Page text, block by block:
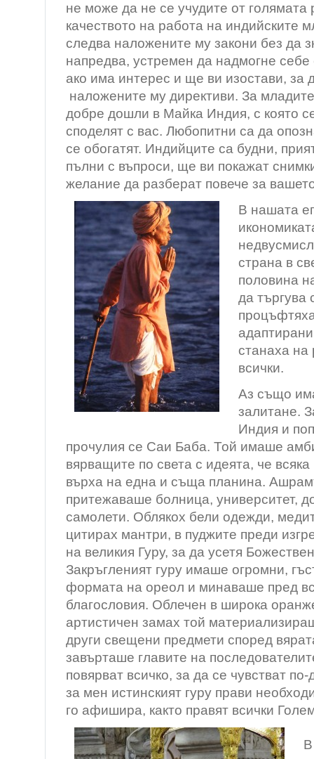
не може да не се учудите от голямата
качеството на работа на индийските
следва наложените му закони без да
напредва, устремен да надмогне
ако има интерес и ще ви изостави, за
наложените му директиви. За
добре дошли в Майка Индия, с която
споделят с вас. Любопитни са да
се обогатят. Индийците са будни,
пълни с въпроси, ще ви покажат
желание да разберат повече за
В нашата
страна в
половина
да търгува
станаха
всички.
Аз също
залитане.
Индия и
прочулия се Саи Баба. Той имаше
вярващите по света с идеята, че
върха на една и съща планина.
притежаваше болница, университет,
самолети. Облякох бели одежди,
цитирах мантри, в пуджите преди
на великия Гуру, за да усетя
Закръгленият гуру имаше огромни,
формата на ореол и минаваше пред
благословия. Облечен в широка
артистичен замах той
други свещени предмети според
завърташе главите на
повярват всичко, за да се чувстват
за мен истинският гуру прави
го афишира, както правят всички